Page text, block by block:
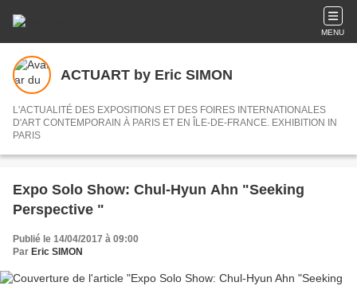
MENU
ACTUART by Eric SIMON
L'ACTUALITÉ DES EXPOSITIONS ET DES FOIRES INTERNATIONALES
D'ART CONTEMPORAIN À PARIS ET EN ÎLE-DE-FRANCE. EXHIBITION IN
PARIS
Expo Solo Show: Chul-Hyun Ahn "Seeking
Perspective "
Publié le 14/04/2017 à 09:00
Par Eric SIMON